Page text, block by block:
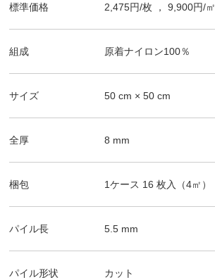
標準価格 2,475円/枚 ，9,900円/㎡
組成 原着ナイロン100％
サイズ 50 cm ×50 cm
全厚 8 mm
梱包 1ケース 16 枚入（4㎡）
パイル長 5.5 mm
パイル形状 カット